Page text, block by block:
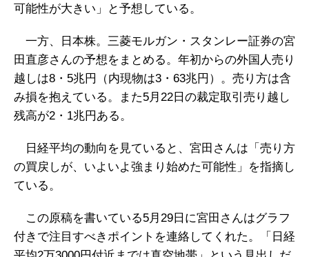
可能性が大きい」と予想している。
一方、日本株。三菱モルガン・スタンレー証券の宮
田直彦さんの予想をまとめる。年初からの外国人売り
越しは8・5兆円（内現物は3・63兆円）。売り方は含
み損を抱えている。また5月22日の裁定取引売り越し
残高が2・1兆円ある。
日経平均の動向を見ていると、宮田さんは「売り方
の買戻しが、いよいよ強まり始めた可能性」を指摘し
ている。
この原稿を書いている5月29日に宮田さんはグラフ
付きで注目すべきポイントを連絡してくれた。「日経